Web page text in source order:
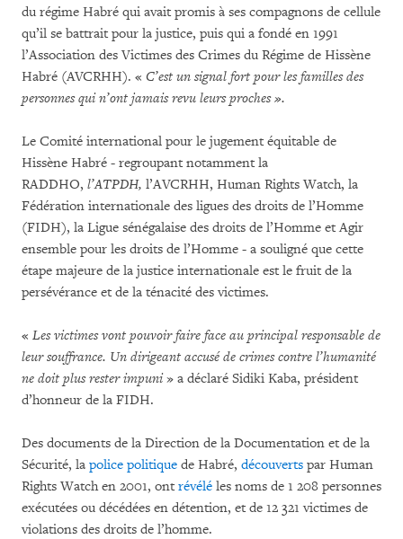
du régime Habré qui avait promis à ses compagnons de cellule
qu’il se battrait pour la justice, puis qui a fondé en 1991
l’Association des Victimes des Crimes du Régime de Hissène
Habré (AVCRHH). « C’est un signal fort pour les familles des
personnes qui n’ont jamais revu leurs proches ».
Le Comité international pour le jugement équitable de
Hissène Habré - regroupant notamment la
RADDHO, l’ATPDH, l’AVCRHH, Human Rights Watch, la
Fédération internationale des ligues des droits de l’Homme
(FIDH), la Ligue sénégalaise des droits de l’Homme et Agir
ensemble pour les droits de l’Homme - a souligné que cette
étape majeure de la justice internationale est le fruit de la
persévérance et de la ténacité des victimes.
« Les victimes vont pouvoir faire face au principal responsable de
leur souffrance. Un dirigeant accusé de crimes contre l’humanité
ne doit plus rester impuni» a déclaré Sidiki Kaba, président
d’honneur de la FIDH.
Des documents de la Direction de la Documentation et de la
Sécurité, la police politique de Habré, découverts par Human
Rights Watch en 2001, ont révélé les noms de 1 208 personnes
exécutées ou décédées en détention, et de 12 321 victimes de
violations des droits de l’homme.